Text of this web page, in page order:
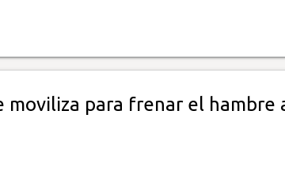
moviliza para frenar el hambre